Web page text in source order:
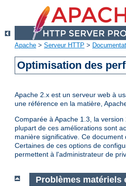
Apache > Serveur HTTP >
Optimisation des
Apache 2.x est un serveur web à
une référence en la matière,
Comparée à Apache 1.3, la
plupart de ces améliorations sont
manière significative. Ce
Certaines de ces options de
permettent à l'administrateur de
Problèmes